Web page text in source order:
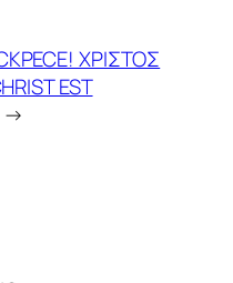
ΧΡΙΣΤΟΣ
EST
→